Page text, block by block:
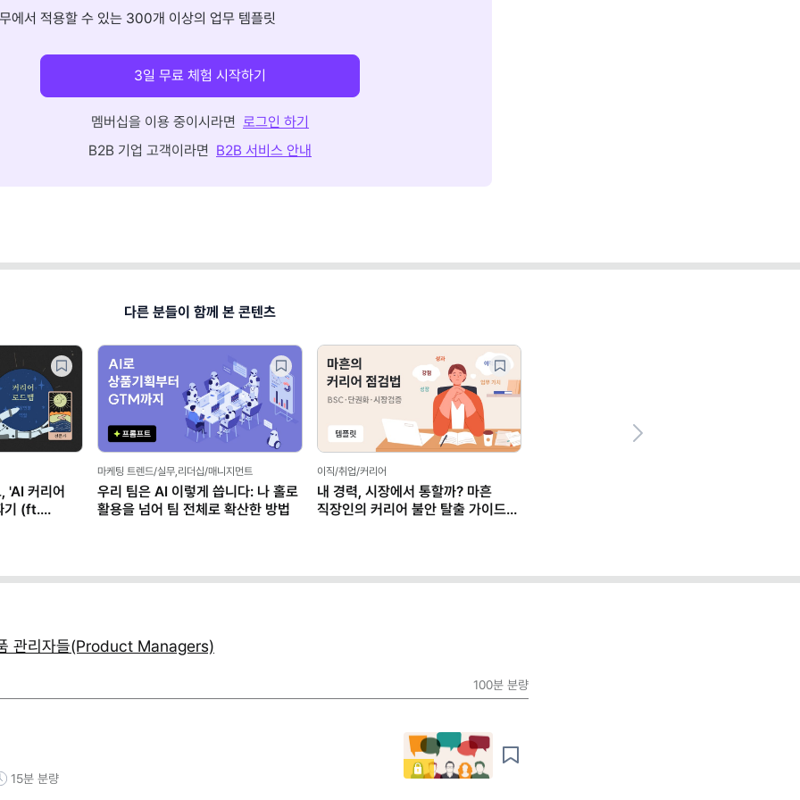
에서 적용할 수 있는 300개 이상의 업무 템플릿
3일 무료 체험 시작하기
멤버십을 이용 중이시라면 로그인 하기
B2B 기업 고객이라면 B2B 서비스 안내
다른 분들이 함께 본 콘텐츠
'AI 커리어
기 (ft.
마케팅 트렌드/실무,리더십/매니지먼트
우리 팀은 AI 이렇게 씁니다: 나 홀로
활용을 넘어 팀 전체로 확산한 방법
이직/취업/커리어
내 경력, 시장에서 통할까? 마흔
직장인의 커리어 불안 탈출 가이드
관리자들(Product Managers)
100분 분량
15분 분량